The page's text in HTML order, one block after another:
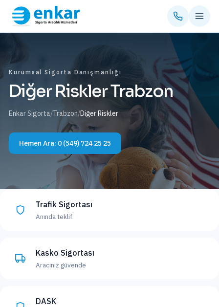
Kurumsal Sigorta Danışmanlığı
Diğer Riskler Trabzon
Enkar Sigorta/Trabzon/Diğer Riskler
Hemen Ara: 0 (549) 724 25 25
Trafik Sigortası
Anında teklif
Kasko Sigortası
Aracınız güvende
DASK